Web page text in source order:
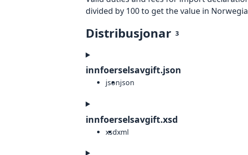
divided by 100 to get the value in
Distribusjonar 3
innfoerselsavgift.json
jsonjson
innfoerselsavgift.xsd
xsdxml